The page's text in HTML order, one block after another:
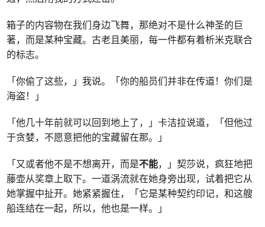
箱子的内容物在我们身边飞舞，那绝对不是什么神圣的巨
著，而是某种宝藏。古老且美丽，每一件都有着析米克联合
的标志。
「你偷了这些，」我说。「你的船员们并非在传道！你们是
海盗！」
「他几十年前就可以回到地上了，」卡洁拉说道，「但他过
于贪婪，不愿意把他的宝藏留在那。」
「又或者他不是不想离开，而是不能，」契莎说，疯狂地把
藤壶从奖章上取下。一道涡流就在她身旁出现，试着把它从
她掌握中扯开。她紧紧握住，「它是某种契约印记，和这艘
船连结在一起，所以，他也是一样。」